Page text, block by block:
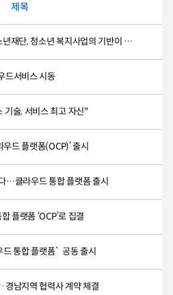
제목
[공개SW 활용사례] 성남시청소년재단, 청소년 복지사업의 기반이 된 공개SW
드서비스 시동
기술, 서비스 최고 자신"
드 플랫폼(OCP)’ 출시
…클라우드 통합 플랫폼 출시
플랫폼 ‘OCP’로 집결
통합 플랫폼` 공동 출시
경남지역 협력사 계약 체결